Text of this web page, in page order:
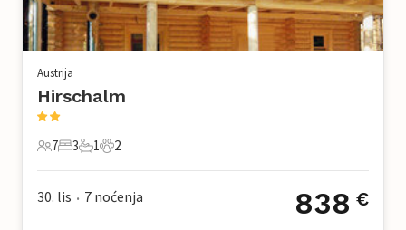
Austrija
Hirschalm
7 Gosti
7
3 Spavaće sobe
3
1 Kupaonica
1
2 Kućni ljubimac
2
30. lis • 7 noćenja 838 €